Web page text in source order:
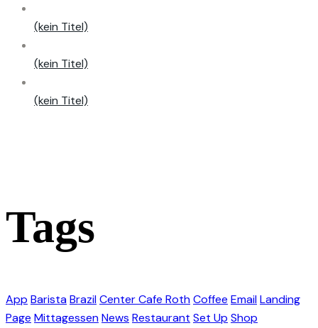
(kein Titel)
(kein Titel)
(kein Titel)
Tags
App BaristaBrazilCenter Cafe RothCoffee EmailLanding
Page MittagessenNews Restaurant Set Up Shop